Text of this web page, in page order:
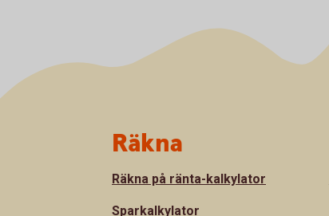
Räkna
Räkna på ränta-kalkylator
Sparkalkylator